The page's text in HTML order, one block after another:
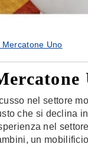
Uno
nel settore
che si declina
nel
un